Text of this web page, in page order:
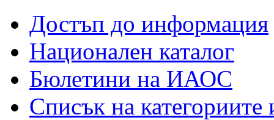
Достъп до информация
Национален каталог
Бюлетини на ИАОС
Списък на